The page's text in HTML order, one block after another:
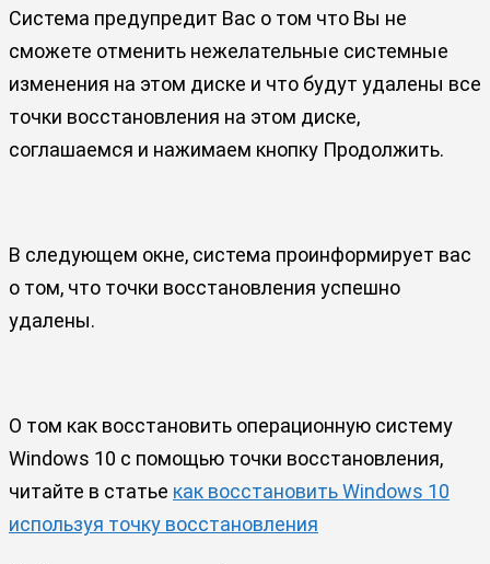
Система предупредит Вас о том что Вы не
сможете отменить нежелательные системные
изменения на этом диске и что будут удалены все
точки восстановления на этом диске,
соглашаемся и нажимаем кнопку Продолжить.
В следующем окне, система проинформирует вас
о том, что точки восстановления успешно
удалены.
О том как восстановить операционную систему
Windows 10 с помощью точки восстановления,
читайте в статье как восстановить Windows 10
используя точку восстановления